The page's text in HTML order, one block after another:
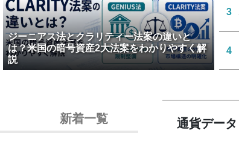
ジーニアス法とクラリティー法案の違いと
は？米国の暗号資産2大法案をわかりやすく解
説
3
4
新着一覧 通貨データ